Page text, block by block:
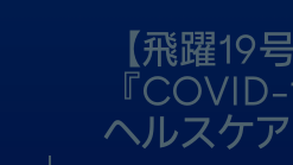
【飛躍19号
『
ヘルスケア